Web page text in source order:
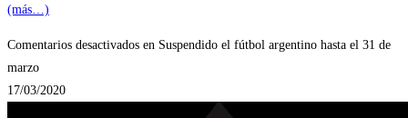
(más…)
Comentarios desactivados en Suspendido el fútbol argentino hasta el 31 de
marzo
17/03/2020